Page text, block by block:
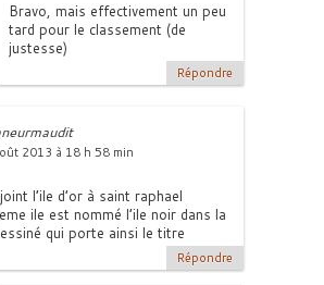
Bravo, mais effectivement un peu
tard pour le classement (de
justesse)
Répondre
2013 à 18 h 58 min
l’ile d’or à saint raphael
ile est nommé l’ile noir dans la
qui porte ainsi le titre
Répondre